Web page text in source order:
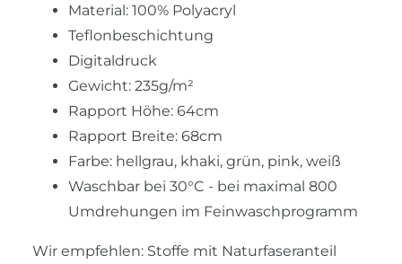
Material: 100% Polyacryl
Teflonbeschichtung
Digitaldruck
Gewicht: 235g/m²
Rapport Höhe: 64cm
Rapport Breite: 68cm
Farbe: hellgrau, khaki, grün, pink, weiß
Waschbar bei 30°C - bei maximal 800
Umdrehungen im Feinwaschprogramm
Wir empfehlen: Stoffe mit Naturfaseranteil